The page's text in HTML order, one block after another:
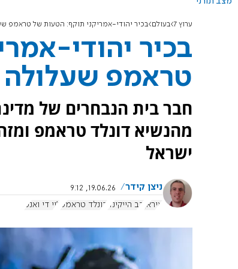
ערוץ 7 בעולם בכיר יהודי-אמריקני תוקף: הטעות של טראמפ
בכיר יהודי-
טראמפ שעלולה
חבר בית הנבחרים של
מהנשיא דונלד טראמפ
ישראל
ניצן קידר
19.06.26, 9:12
איראן דב הייקינד דונלד טראמפ ג'יי די ואנס